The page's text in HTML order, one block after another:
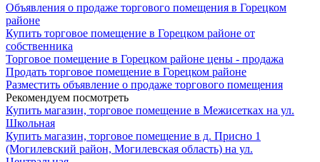
Объявления о продаже торгового помещения в Горецком
районе
Купить торговое помещение в Горецком районе от
собственника
Торговое помещение в Горецком районе цены - продажа
Продать торговое помещение в Горецком районе
Разместить объявление о продаже торгового помещения
Рекомендуем посмотреть
Купить магазин, торговое помещение в Межисетках на ул.
Школьная
Купить магазин, торговое помещение в д. Присно 1
(Могилевский район, Могилевская область) на ул.